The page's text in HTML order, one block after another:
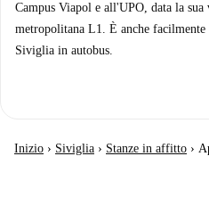
Campus Viapol e all'UPO, data la
metropolitana L1. È anche
Siviglia in autobus.
Inizio › Siviglia › Stanze in affitto ›